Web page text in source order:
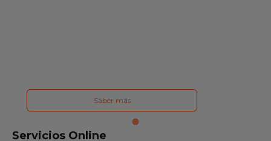
Saber más
Servicios Online